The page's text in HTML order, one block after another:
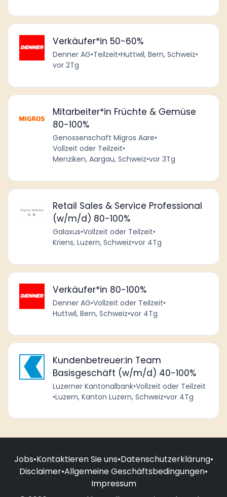
Verkäufer*in 50-60%
Denner AG•Teilzeit•Huttwil, Bern, Schweiz•
vor 2Tg
Mitarbeiter*in Früchte & Gemüse
80-100%
Genossenschaft Migros Aare•
Vollzeit oder Teilzeit•
Menziken, Aargau, Schweiz•vor 3Tg
Retail Sales & Service Professional
(w/m/d) 80-100%
Galaxus•Vollzeit oder Teilzeit•
Kriens, Luzern, Schweiz•vor 4Tg
Verkäufer*in 80-100%
Denner AG•Vollzeit oder Teilzeit•
Huttwil, Bern, Schweiz•vor 4Tg
Kundenbetreuer:in Team
Basisgeschäft (w/m/d) 40-100%
Luzerner Kantonalbank•Vollzeit oder Teilzeit
•Luzern, Kanton Luzern, Schweiz•vor 4Tg
Jobs•Kontaktieren Sie uns•Datenschutzerklärung•
Disclaimer•Allgemeine Geschäftsbedingungen•
Impressum